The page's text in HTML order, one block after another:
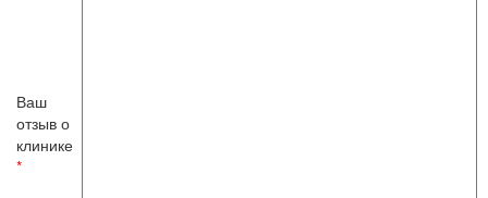
Ваш
отзыв о
клинике
*